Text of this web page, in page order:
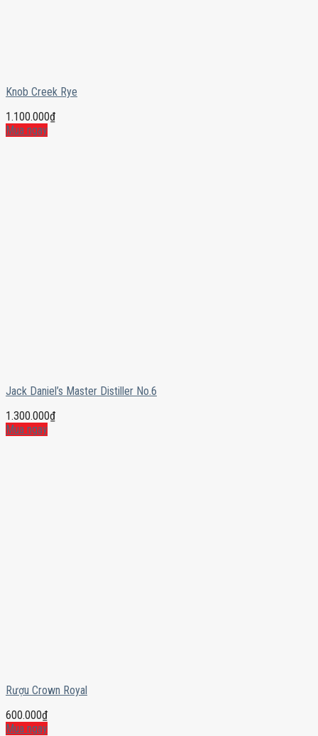
Knob Creek Rye
1.100.000₫
Mua ngay
Jack Daniel’s Master Distiller No.6
1.300.000₫
Mua ngay
Rượu Crown Royal
600.000₫
Mua ngay